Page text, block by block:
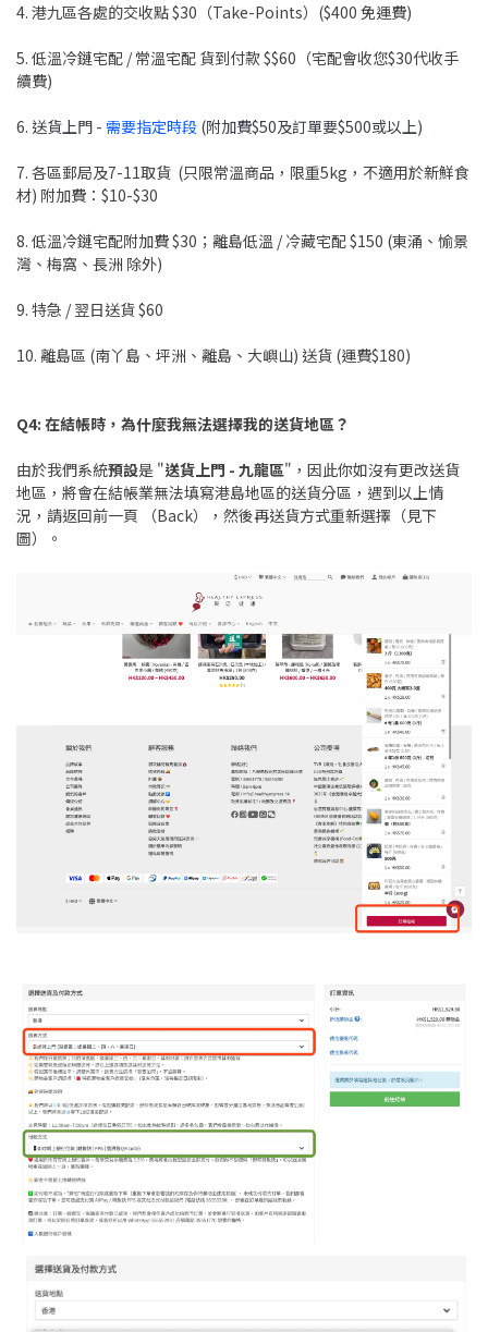
4. 港九區各處的交收點 $30（Take-Points）($400 免運費)
5. 低溫冷鏈宅配 / 常溫宅配 貨到付款 $$60（宅配會收您$30代收手
續費)
6. 送貨上門 - 需要指定時段 (附加費$50及訂單要$500或以上)
7. 各區郵局及7-11取貨 (只限常溫商品，限重5kg，不適用於新鮮食
材) 附加費：$10-$30
8. 低溫冷鏈宅配附加費 $30；離島低溫 / 冷藏宅配 $150 (東涌、愉景
灣、梅窩、長洲 除外)
9. 特急 / 翌日送貨 $60
10. 離島區 (南丫島、坪洲、離島、大嶼山) 送貨 (運費$180)
Q4: 在結帳時，為什麼我無法選擇我的送貨地區？
由於我們系統預設是 "送貨上門 - 九龍區"，因此你如沒有更改送貨
地區，將會在結帳業無法填寫港島地區的送貨分區，遇到以上情
況，請返回前一頁 （Back），然後再送貨方式重新選擇（見下
圖）。